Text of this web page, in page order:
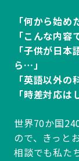
「何から始
「こんな内
「子供が日
ら…」
「英語以外
「時差対応は
世界70か国
ので、きっと
相談でも私た